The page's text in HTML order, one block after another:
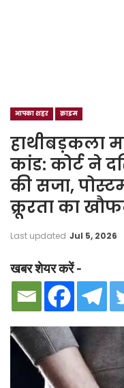
आपका शहर क्राइम
हाथीबड़कला
कांड: कोर्ट ने
की सजा,
क्रूरता का
Last updated Jul 5, 2026
खबर शेयर करें -